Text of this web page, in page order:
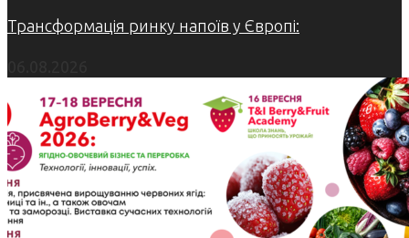
Трансформація ринку напоїв у Європі: